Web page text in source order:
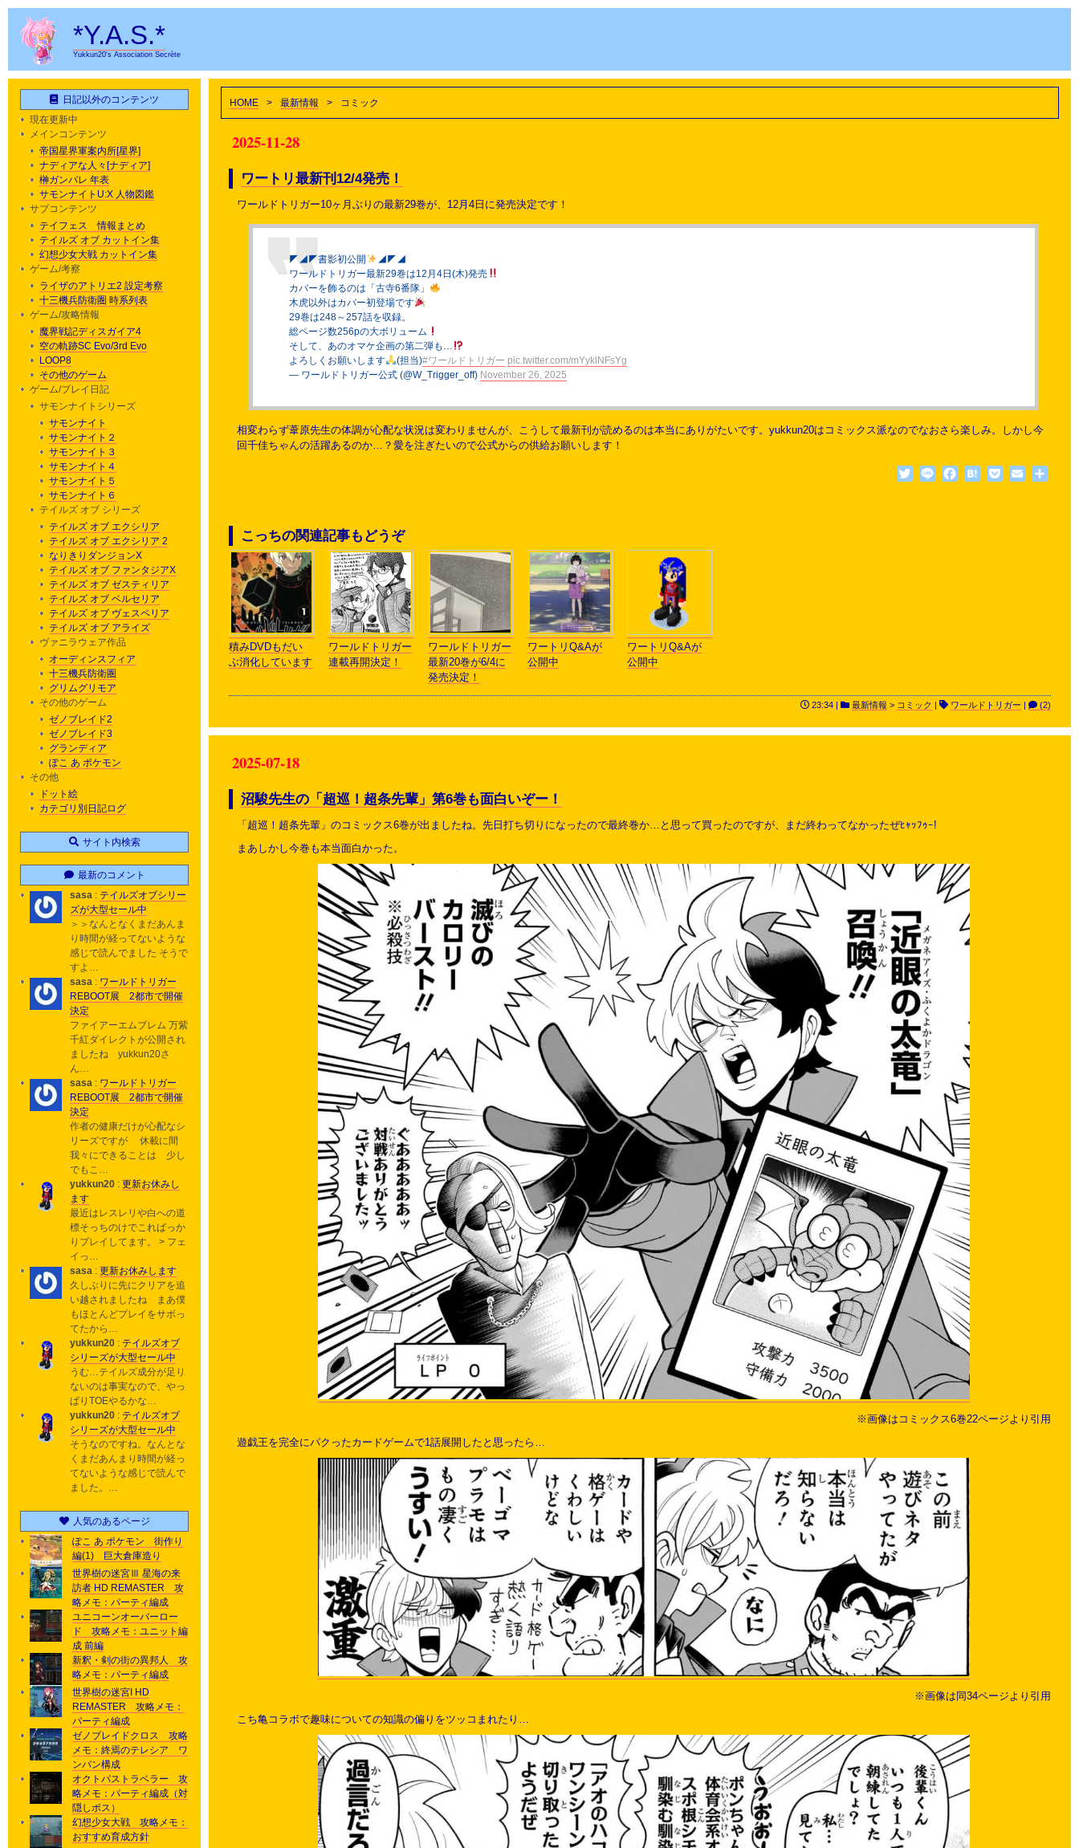
*Y.A.S.*
Yukkun20's Association Secrète
HOME > 最新情報 > コミック
2025-11-28
ワートリ最新刊12/4発売！
ワールドトリガー10ヶ月ぶりの最新29巻が、12月4日に発売決定です！
◤◢◤書影初公開
◢◤◢
ワールドトリガー最新29巻は12月4日(木)発売
カバーを飾るのは「古寺6番隊」
木虎以外はカバー初登場です
29巻は248～257話を収録。
総ページ数256pの大ボリューム
そして、あのオマケ企画の第二弾も…
よろしくお願いします
(担当)#ワールドトリガー pic.twitter.com/mYyklNFsYg
— ワールドトリガー公式 (@W_Trigger_off) November 26, 2025
相変わらず葦原先生の体調が心配な状況は変わりませんが、こうして最新刊が読めるのは本当にありがたいです。yukkun20はコミックス派なのでなおさら楽しみ。しかし今
回千佳ちゃんの活躍あるのか…？愛を注ぎたいので公式からの供給お願いします！
TwitterLine Facebook
HatenaPocketEmail
こっちの関連記事もどうぞ
積みDVDもだい
ぶ消化しています
ワールドトリガー
連載再開決定！
ワールドトリガー
最新20巻が6/4に
発売決定！
ワートリQ&Aが
公開中
ワートリQ&Aが
公開中
23:34 | 最新情報 > コミック ワールドトリガー (2)
2025-07-18
沼駿先生の「超巡！超条先輩」第6巻も面白いぞー！
「超巡！超条先輩」のコミックス6巻が出ましたね。先日打ち切りになったので最終巻か…と思って買ったのですが、まだ終わってなかったぜﾋｬｯﾌｩｰ!
まあしかし今巻も本当面白かった。
※画像はコミックス6巻22ページより引用
遊戯王を完全にパクったカードゲームで1話展開したと思ったら…
※画像は同34ページより引用
こち亀コラボで趣味についての知識の偏りをツッコまれたり…
日記以外のコンテンツ
現在更新中
メインコンテンツ
帝国星界軍案内所[星界]
ナディアな人々[ナディア]
榊ガンパレ 年表
サモンナイトU:X 人物図鑑
サブコンテンツ
テイフェス 情報まとめ
テイルズ オブ カットイン集
幻想少女大戦 カットイン集
ゲーム/考察
ライザのアトリエ2 設定考察
十三機兵防衛圏 時系列表
ゲーム/攻略情報
魔界戦記ディスガイア4
空の軌跡SC Evo/3rd Evo
LOOP8
その他のゲーム
ゲーム/プレイ日記
サモンナイトシリーズ
サモンナイト
サモンナイト２
サモンナイト３
サモンナイト４
サモンナイト５
サモンナイト６
テイルズ オブ シリーズ
テイルズ オブ エクシリア
テイルズ オブ エクシリア 2
なりきりダンジョンX
テイルズ オブ ファンタジアX
テイルズ オブ ゼスティリア
テイルズ オブ ベルセリア
テイルズ オブ ヴェスペリア
テイルズ オブ アライズ
ヴァニラウェア作品
オーディンスフィア
十三機兵防衛圏
グリムグリモア
その他のゲーム
ゼノブレイド2
ゼノブレイド3
グランディア
ぽこ あ ポケモン
その他
ドット絵
カテゴリ別日記ログ
サイト内検索
最新のコメント
sasa : テイルズオブシリー
ズが大型セール中
＞＞なんとなくまだあんま
り時間が経ってないような
感じで読んでました そうで
すよ…
sasa : ワールドトリガー
REBOOT展 2都市で開催
決定
ファイアーエムブレム 万紫
千紅ダイレクトが公開され
ましたね yukkun20さ
ん…
sasa : ワールドトリガー
REBOOT展 2都市で開催
決定
作者の健康だけが心配なシ
リーズですが 休載に間
我々にできることは 少し
でもこ…
yukkun20 : 更新お休みし
ます
最近はレスレリや白への道
標そっちのけでこればっか
りプレイしてます。 > フェ
イっ…
sasa : 更新お休みします
久しぶりに先にクリアを追
い越されましたね まあ僕
もほとんどプレイをサボっ
てたから…
yukkun20 : テイルズオブ
シリーズが大型セール中
うむ…テイルズ成分が足り
ないのは事実なので、やっ
ぱりTOEやるかな…
yukkun20 : テイルズオブ
シリーズが大型セール中
そうなのですね。なんとな
くまだあんまり時間が経っ
てないような感じで読んで
ました。…
人気のあるページ
ぽこ あ ポケモン 街作り
編(1) 巨大倉庫造り
世界樹の迷宮Ⅲ 星海の来
訪者 HD REMASTER 攻
略メモ：パーティ編成
ユニコーンオーバーロー
ド 攻略メモ：ユニット編
成 前編
新釈・剣の街の異邦人 攻
略メモ：パーティ編成
世界樹の迷宮I HD
REMASTER 攻略メモ：
パーティ編成
ゼノブレイドクロス 攻略
メモ：終焉のテレシア ワ
ンパン構成
オクトパストラベラー 攻
略メモ：パーティ編成（対
隠しボス）
幻想少女大戦 攻略メモ：
おすすめ育成方針